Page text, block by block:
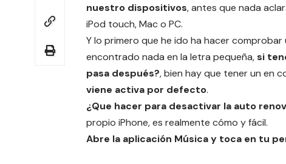
nuestro dispositivos, antes que nada
iPod touch, Mac o PC.
Y lo primero que he ido ha hacer
encontrado nada en la letra pequeña,si
pasa después?, bien hay que tener un en
viene activa por defecto.
¿Que hacer para desactivar la auto
propio iPhone, es realmente cómo y fácil.
Abre la aplicación Música y toca en tu